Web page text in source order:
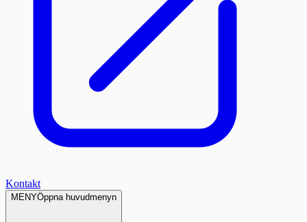
Kontakt
MENYÖppna huvudmenyn